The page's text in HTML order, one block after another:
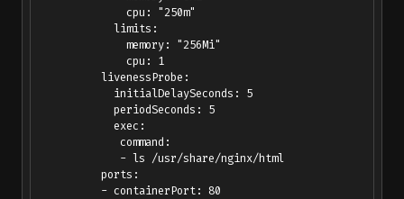
              cpu: "250m"
            limits:
              memory: "256Mi"
              cpu: 1
          livenessProbe:
            initialDelaySeconds: 5
            periodSeconds: 5
            exec:
             command:
             - ls /usr/share/nginx/html
          ports:
          - containerPort: 80